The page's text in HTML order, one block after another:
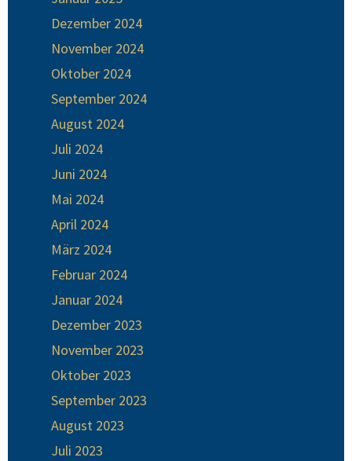
Dezember 2024
November 2024
Oktober 2024
September 2024
August 2024
Juli 2024
Juni 2024
Mai 2024
April 2024
März 2024
Februar 2024
Januar 2024
Dezember 2023
November 2023
Oktober 2023
September 2023
August 2023
Juli 2023